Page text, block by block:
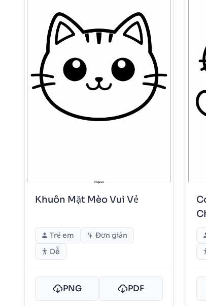
Khuôn Mặt Mèo Vui Vẻ
Trẻ em
Đơn giản
Dễ
PNG PDF